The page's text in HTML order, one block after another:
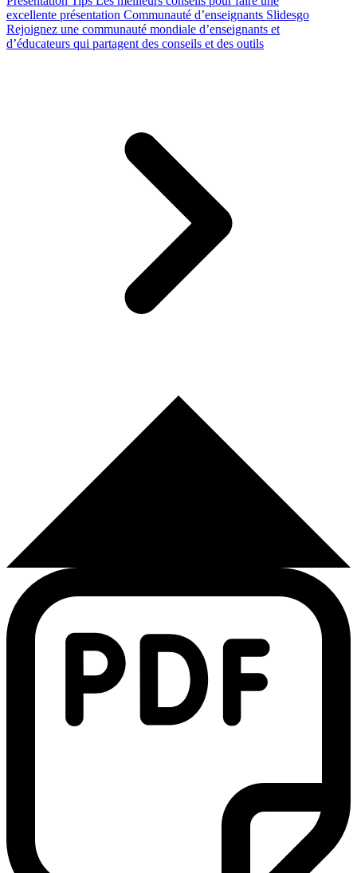
excellente présentation Communauté d’enseignants Slidesgo
Rejoignez une communauté mondiale d’enseignants et
d’éducateurs qui partagent des conseils et des outils